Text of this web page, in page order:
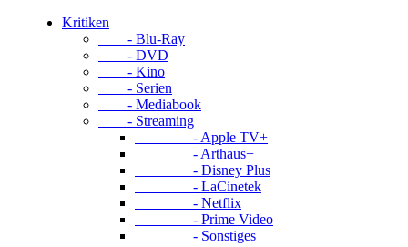
Kritiken
- Blu-Ray
- DVD
- Kino
- Serien
- Mediabook
- Streaming
- Apple TV+
- Arthaus+
- Disney Plus
- LaCinetek
- Netflix
- Prime Video
- Sonstiges